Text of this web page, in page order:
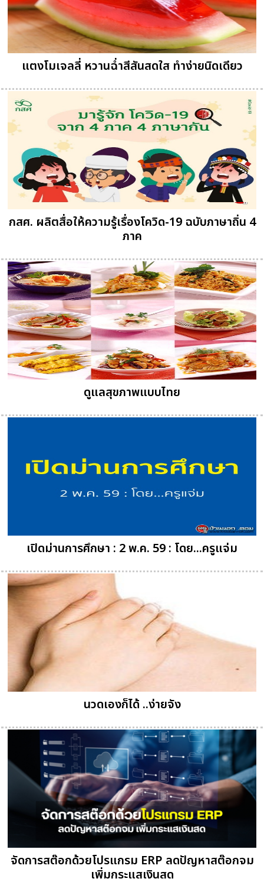
แตงโมเจลลี่ หวานฉ่ำสีสันสดใส ทำง่ายนิดเดียว
กสศ. ผลิตสื่อให้ความรู้เรื่องโควิด-19 ฉบับภาษาถิ่น 4
ภาค
ดูแลสุขภาพแบบไทย
เปิดม่านการศึกษา : 2 พ.ค. 59 : โดย...ครูแจ่ม
นวดเองก็ได้ ..ง่ายจัง
จัดการสต๊อกด้วยโปรแกรม ERP ลดปัญหาสต๊อกจม
เพิ่มกระแสเงินสด